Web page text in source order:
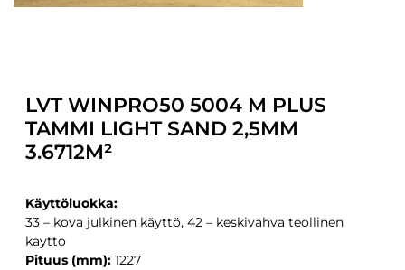
LVT WINPRO50 5004 M PLUS
TAMMI LIGHT SAND 2,5MM
3.6712M²
Käyttöluokka:
33 – kova julkinen käyttö, 42 – keskivahva teollinen
käyttö
Pituus (mm): 1227